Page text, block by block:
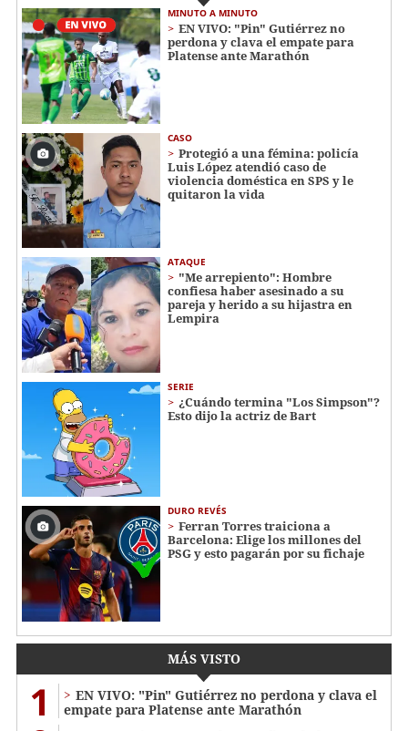
MINUTO A MINUTO
EN VIVO: "Pin" Gutiérrez no
perdona y clava el empate para
Platense ante Marathón
CASO
Protegió a una fémina: policía
Luis López atendió caso de
violencia doméstica en SPS y le
quitaron la vida
ATAQUE
"Me arrepiento": Hombre
confiesa haber asesinado a su
pareja y herido a su hijastra en
Lempira
SERIE
¿Cuándo termina "Los Simpson"?
Esto dijo la actriz de Bart
DURO REVÉS
Ferran Torres traiciona a
Barcelona: Elige los millones del
PSG y esto pagarán por su fichaje
MÁS VISTO
1
EN VIVO: "Pin" Gutiérrez no perdona y clava el
empate para Platense ante Marathón